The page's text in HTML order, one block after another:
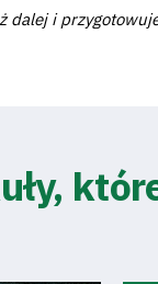
dalej i